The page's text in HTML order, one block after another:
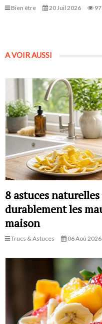
Bien être 20 Juil 2026
A VOIR AUSSI
8 astuces
durablement les
maison
Trucs & Astuces 06 Aoû 2026